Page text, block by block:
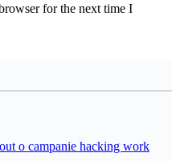
for the next time I